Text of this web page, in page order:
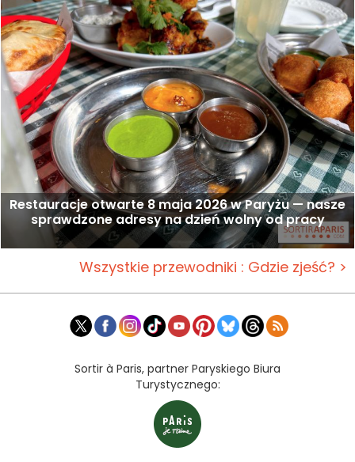
Restauracje otwarte 8 maja 2026 w Paryżu — nasze
sprawdzone adresy na dzień wolny od pracy
Wszystkie przewodniki : Gdzie zjeść? >
Sortir à Paris, partner Paryskiego Biura
Turystycznego: